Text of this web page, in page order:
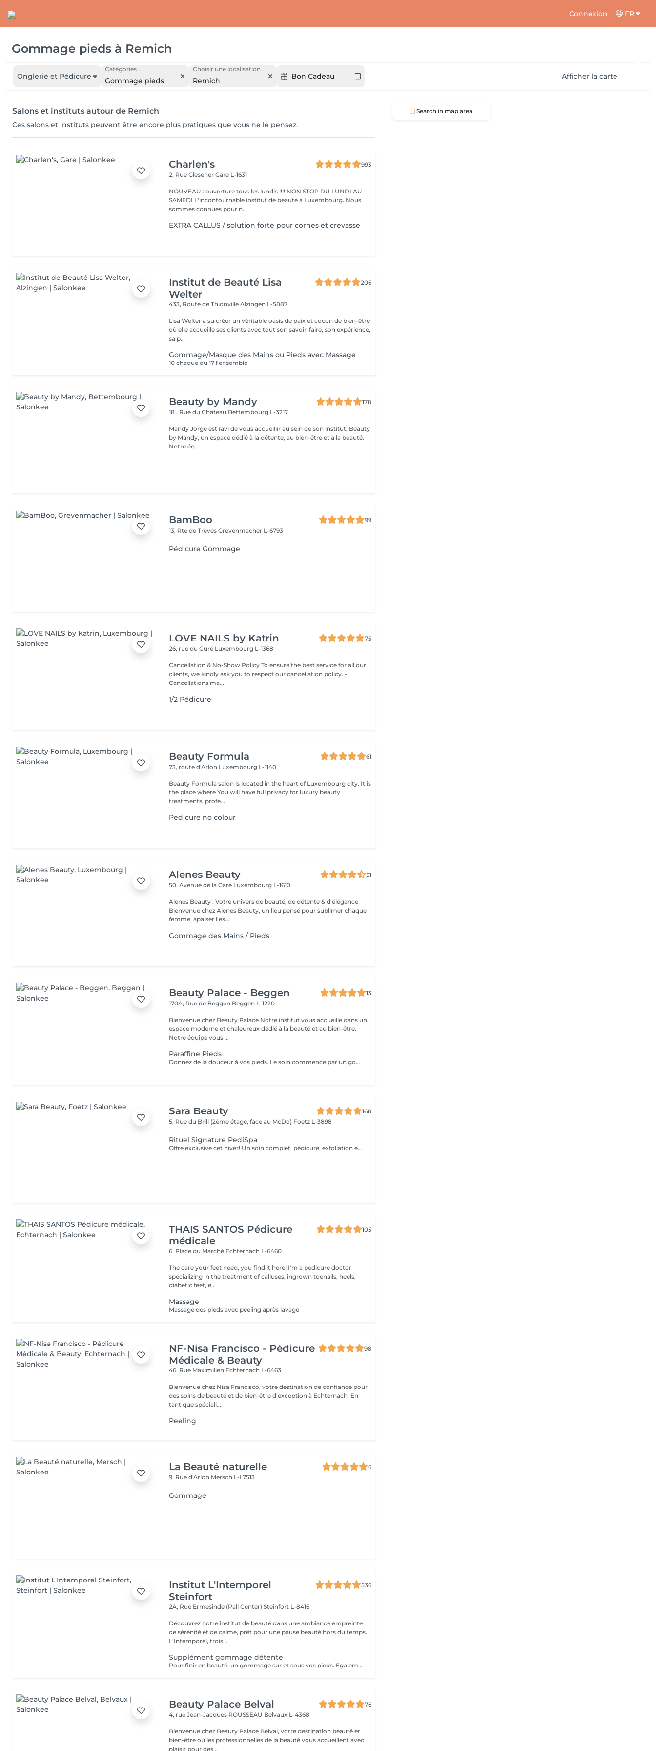
Connexion FR
Gommage pieds à Remich
Onglerie et Pédicure
Catégories
Gommage pieds
Choisir une localisation
Remich Bon Cadeau Afficher la carte
Salons et instituts autour de Remich
Ces salons et instituts peuvent être encore plus pratiques que vous ne le pensez.
Charlen's
993
2, Rue GlesenerGare L-1631
NOUVEAU : ouverture tous les lundis !!!! NON STOP DU LUNDI AU
SAMEDI L'incontournable institut de beauté à Luxembourg. Nous
sommes connues pour n...
EXTRA CALLUS / solution forte pour cornes et crevasse
Institut de Beauté Lisa
Welter
206
433, Route de ThionvilleAlzingen L-5887
Lisa Welter a su créer un véritable oasis de paix et cocon de bien-être
où elle accueille ses clients avec tout son savoir-faire, son expérience,
sa p...
Gommage/Masque des Mains ou Pieds avec Massage
10 chaque ou 17 l'ensemble
Beauty by Mandy
178
18 , Rue du Château Bettembourg L-3217
Mandy Jorge est ravi de vous accueillir au sein de son institut, Beauty
by Mandy, un espace dédié à la détente, au bien-être et à la beauté.
Notre éq...
BamBoo
99
13, Rte de TrèvesGrevenmacher L-6793
Pédicure Gommage
LOVE NAILS by Katrin
75
26, rue du Curé Luxembourg L-1368
Cancellation & No-Show Policy To ensure the best service for all our
clients, we kindly ask you to respect our cancellation policy. -
Cancellations ma...
1/2 Pédicure
Beauty Formula
61
73, route d'Arlon Luxembourg L-1140
Beauty Formula salon is located in the heart of Luxembourg city. It is
the place where You will have full privacy for luxury beauty
treatments, profe...
Pedicure no colour
Alenes Beauty
51
50, Avenue de la Gare Luxembourg L-1610
Alenes Beauty : Votre univers de beauté, de détente & d'élégance
Bienvenue chez Alenes Beauty, un lieu pensé pour sublimer chaque
femme, apaiser l'es...
Gommage des Mains / Pieds
Beauty Palace - Beggen
13
170A, Rue de Beggen Beggen L-1220
Bienvenue chez Beauty Palace Notre institut vous accueille dans un
espace moderne et chaleureux dédié à la beauté et au bien-être.
Notre équipe vous ...
Paraffine Pieds
Donnez de la douceur à vos pieds. Le soin commence par un gommage de la demi-jambe et des pieds, puis avec un grand pinceau la spécialiste de beauté applique la paraffine chaude sur chaque pieds, ce masque va poser environ 15 min, puis vient le moment de la détente: le modelage des pieds, relaxation suprême. Résultat des pieds doux comme une peau de bébé.
Sara Beauty
168
5, Rue du Brill (2ème étage, face au McDo) Foetz L-3898
Rituel Signature PediSpa
Offre exclusive cet hiver! Un soin complet, pédicure, exfoliation et masque nourrissant et bain à remous pour une douceur absolue. Un moment cocooning, réconfortant, idéal pour l'hiver. La version avec pause de semi permanent pour des pieds soignés est éclatant tout l'hiver
THAIS SANTOS Pédicure
médicale
105
6, Place du Marché Echternach L-6460
The care your feet need, you find it here! I'm a pedicure doctor
specializing in the treatment of calluses, ingrown toenails, heels,
diabetic feet, e...
Massage
Massage des pieds avec peeling après lavage
NF-Nisa Francisco - Pédicure
Médicale & Beauty
98
46, Rue Maximilien Echternach L-6463
Bienvenue chez Nisa Francisco, votre destination de confiance pour
des soins de beauté et de bien-être d'exception à Echternach. En
tant que spéciali...
Peeling
La Beauté naturelle
6
9, Rue d'Arlon Mersch L-L7513
Gommage
Institut L'Intemporel
Steinfort
536
2A, Rue Ermesinde (Pall Center)Steinfort L-8416
Découvrez notre institut de beauté dans une ambiance empreinte
de sérénité et de calme, prêt pour une pause beauté hors du temps.
L'Intemporel, trois...
Supplément gommage détente
Pour finir en beauté, un gommage sur et sous vos pieds. Egalement entre les orteils. Pour une meilleure pénétration de la crème pieds. Uniquement avec un service de beauté des pieds / pédicure effectué à l'institut le même jour.
Beauty Palace Belval
76
4, rue Jean-Jacques ROUSSEAU Belvaux L-4368
Bienvenue chez Beauty Palace Belval, votre destination beauté et
bien-être où les professionnelles de la beauté vous accueillent avec
plaisir pour des...
Search in map area